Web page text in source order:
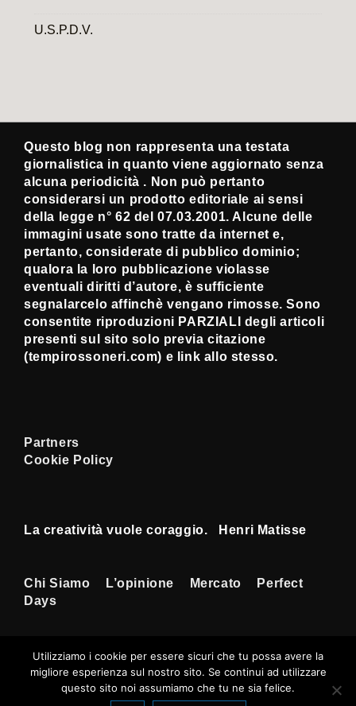
U.S.P.D.V.
Questo blog non rappresenta una testata
giornalistica in quanto viene aggiornato senza
alcuna periodicità . Non può pertanto
considerarsi un prodotto editoriale ai sensi
della legge n° 62 del 07.03.2001. Alcune delle
immagini usate sono tratte da internet e,
pertanto, considerate di pubblico dominio;
qualora la loro pubblicazione violasse
eventuali diritti d’autore, è sufficiente
segnalarcelo affinchè vengano rimosse. Sono
consentite riproduzioni PARZIALI degli articoli
presenti sul sito solo previa citazione
(tempirossoneri.com) e link allo stesso.
Partners
Cookie Policy
La creatività vuole coraggio. Henri Matisse
Menu
Footer
Chi Siamo L’opinione Mercato
Perfect
Days
Copyright © 2026Tempi Rossoneri |
Sviluppato daTema responsive
Utilizziamo i cookie per essere sicuri che tu possa avere la
migliore esperienza sul nostro sito. Se continui ad utilizzare
questo sito noi assumiamo che tu ne sia felice.